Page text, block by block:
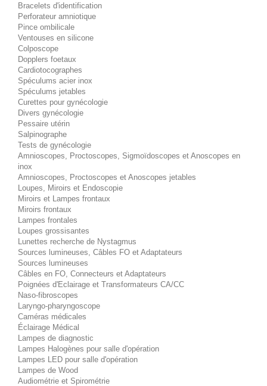
Bracelets d'identification
Perforateur amniotique
Pince ombilicale
Ventouses en silicone
Colposcope
Dopplers foetaux
Cardiotocographes
Spéculums acier inox
Spéculums jetables
Curettes pour gynécologie
Divers gynécologie
Pessaire utérin
Salpinographe
Tests de gynécologie
Amnioscopes, Proctoscopes, Sigmoïdoscopes et Anoscopes en
inox
Amnioscopes, Proctoscopes et Anoscopes jetables
Loupes, Miroirs et Endoscopie
Miroirs et Lampes frontaux
Miroirs frontaux
Lampes frontales
Loupes grossisantes
Lunettes recherche de Nystagmus
Sources lumineuses, Câbles FO et Adaptateurs
Sources lumineuses
Câbles en FO, Connecteurs et Adaptateurs
Poignées d'Eclairage et Transformateurs CA/CC
Naso-fibroscopes
Laryngo-pharyngoscope
Caméras médicales
Éclairage Médical
Lampes de diagnostic
Lampes Halogènes pour salle d'opération
Lampes LED pour salle d'opération
Lampes de Wood
Audiométrie et Spirométrie